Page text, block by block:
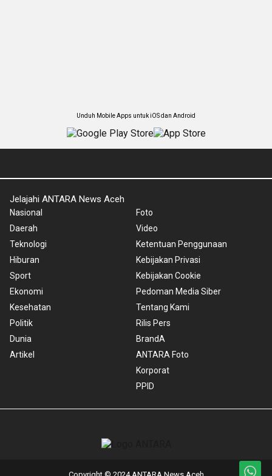
Unduh Mobile Apps untuk iOS dan Android
Jelajahi ANTARA News Aceh
Nasional
Daerah
Teknologi
Hiburan
Sport
Ekonomi
Kesehatan
Politik
Dunia
Artikel
Foto
Video
Ketentuan Penggunaan
Kebijakan Privasi
Kebijakan Cookie
Pedoman Media Siber
Tentang Kami
Rilis Pers
BrandA
ANTARA Foto
Korporat
PPID